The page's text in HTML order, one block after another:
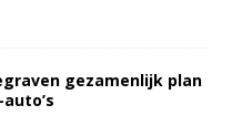
gezamenlijk plan